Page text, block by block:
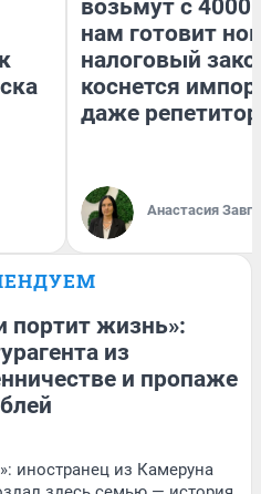
возьмут с
нам готовит
налоговый
коснется
даже
Анастасия
портит жизнь»:
из
и пропаже
иностранец из Камеруна